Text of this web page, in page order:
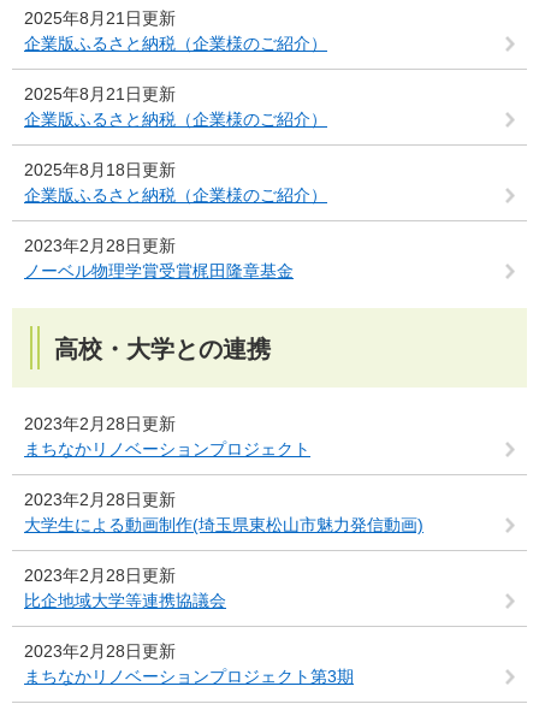
2025年8月21日更新
企業版ふるさと納税（企業様のご紹介）
2025年8月21日更新
企業版ふるさと納税（企業様のご紹介）
2025年8月18日更新
企業版ふるさと納税（企業様のご紹介）
2023年2月28日更新
ノーベル物理学賞受賞梶田隆章基金
高校・大学との連携
2023年2月28日更新
まちなかリノベーションプロジェクト
2023年2月28日更新
大学生による動画制作(埼玉県東松山市魅力発信動画)
2023年2月28日更新
比企地域大学等連携協議会
2023年2月28日更新
まちなかリノベーションプロジェクト第3期